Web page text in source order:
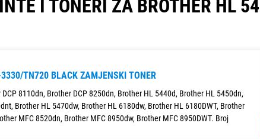
I TONERI ZA BROTHER HL
3330/TN720 BLACK ZAMJENSKI TONER
8110dn, Brother DCP 8250dn, Brother HL 5440d, Brother HL 5450dn,
Brother HL 5470dw, Brother HL 6180dw, Brother HL 6180DWT, Brother
MFC 8520dn, Brother MFC 8950dw, Brother MFC 8950DWT. Broj